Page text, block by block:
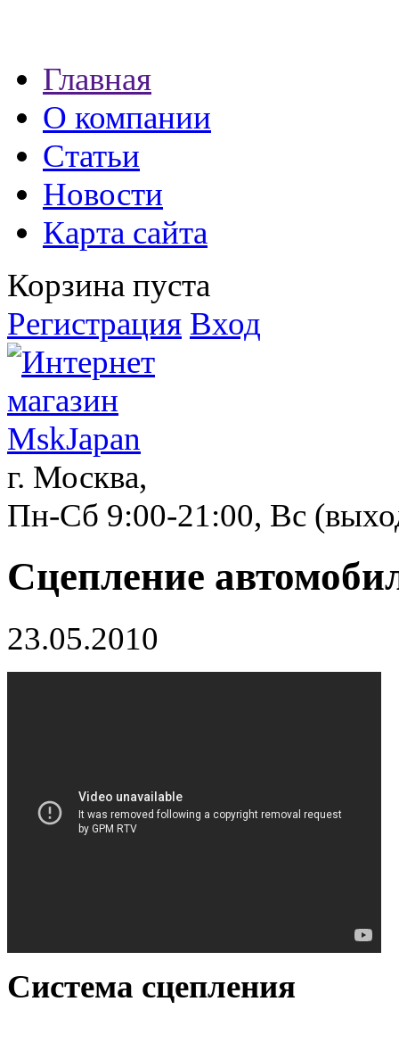
экспресс займы
Главная
О компании
Статьи
Новости
Карта сайта
Корзина пуста
Регистрация Вход
г. Москва,
Пн-Сб 9:00-21:00, Вс
Сцепление
23.05.2010
Система сцепления